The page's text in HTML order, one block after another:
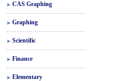
CAS Graphing
Graphing
Scientific
Finance
Elementary